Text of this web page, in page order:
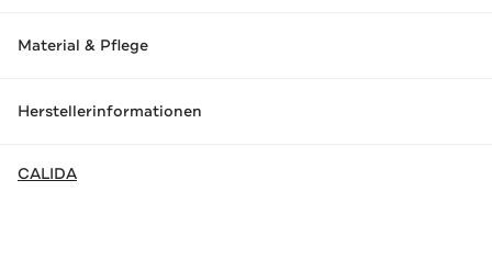
Material & Pflege
Herstellerinformationen
CALIDA